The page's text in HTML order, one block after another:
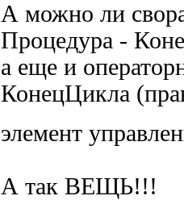
А можно ли
Процедура -
а еще и
КонецЦикла
элемент
А так ВЕЩЬ!!!